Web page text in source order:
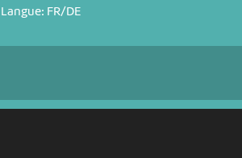
Langue: FR/DE